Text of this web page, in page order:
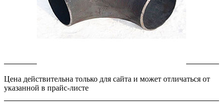
Цена действительна только для сайта и может отличаться от
указанной в прайс-листе